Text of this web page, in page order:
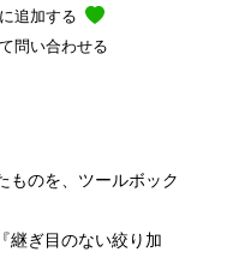
追加する
問い合わせる
ものを、ツールボック
継ぎ目のない絞り加